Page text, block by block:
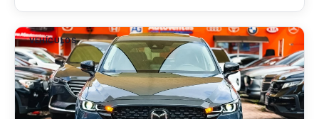
VEHÍCULOS